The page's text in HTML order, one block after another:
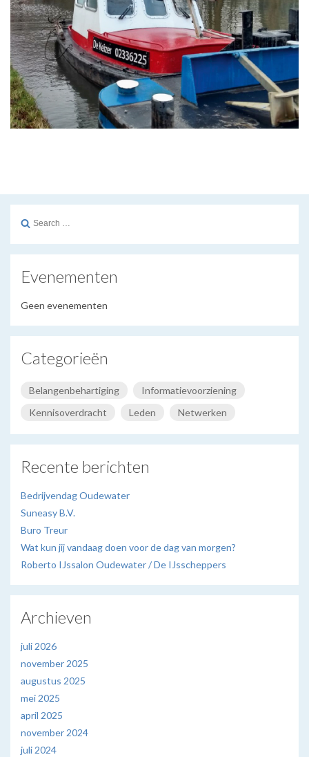
Search
Evenementen
Geen evenementen
Categorieën
Belangenbehartiging
Informatievoorziening
Kennisoverdracht
Leden Netwerken
Recente berichten
Bedrijvendag Oudewater
Suneasy B.V.
Buro Treur
Wat kun jij vandaag doen voor de dag van morgen?
Roberto IJssalon Oudewater / De IJsscheppers
Archieven
juli 2026
november 2025
augustus 2025
mei 2025
april 2025
november 2024
juli 2024